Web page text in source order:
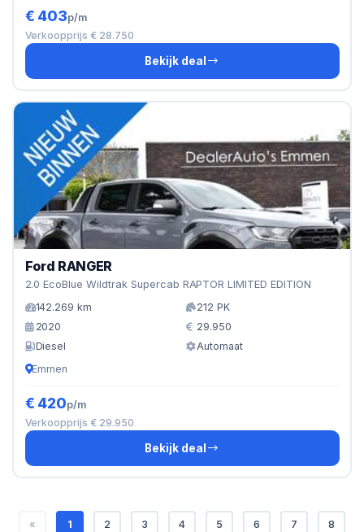
€ 403p/m
Verkoopprijs € 28.750
Bekijk deal
Ford RANGER
2.0 EcoBlue Wildtrak Supercab RAPTOR LIMITED EDITION
142.269 km
212 PK
2020
29.950
Diesel
Automaat
Emmen
€ 420p/m
Verkoopprijs € 29.950
Bekijk deal
« 1 2 3 4 5 6 7 8